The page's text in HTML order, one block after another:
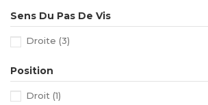
Sens Du Pas De Vis
Droite (3)
Position
Droit (1)